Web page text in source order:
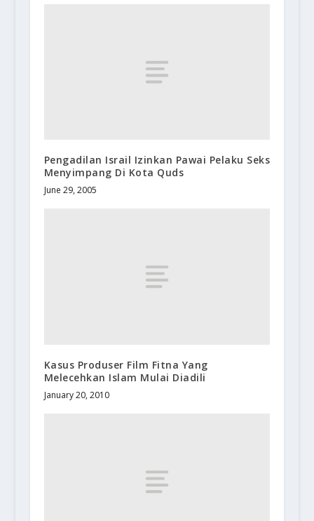
Pengadilan Israil Izinkan Pawai Pelaku Seks
Menyimpang Di Kota Quds
June 29, 2005
Kasus Produser Film Fitna Yang
Melecehkan Islam Mulai Diadili
January 20, 2010